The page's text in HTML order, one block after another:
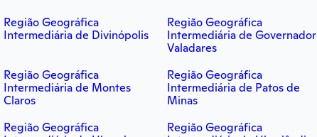
Região Geográfica
Intermediária de Divinópolis
Região Geográfica
Intermediária de Governador
Valadares
Região Geográfica
Intermediária de Montes
Claros
Região Geográfica
Intermediária de Patos de
Minas
Região Geográfica
Região Geográfica